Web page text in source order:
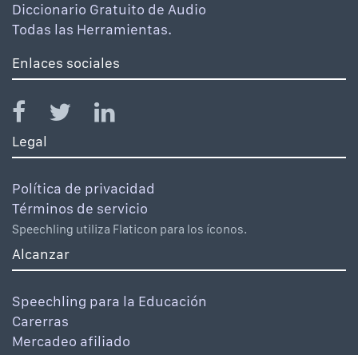
Diccionario Gratuito de Audio
Todas las Herramientas.
Enlaces sociales
Legal
Política de privacidad
Términos de servicio
Speechling utiliza Flaticon para los íconos.
Alcanzar
Speechling para la Educación
Carerras
Mercadeo afiliado